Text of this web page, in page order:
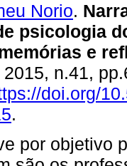
Norio.
psicologia
e
n.41,
doi.org/
.
por objetivo